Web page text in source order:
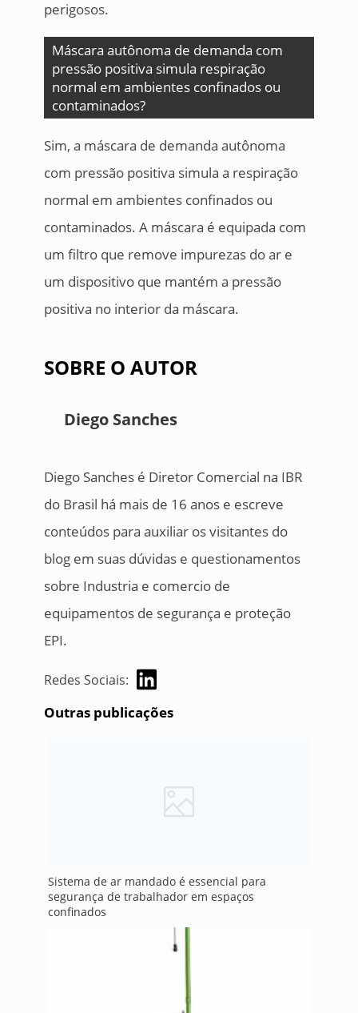
perigosos.
Máscara autônoma de demanda com
pressão positiva simula respiração
normal em ambientes confinados ou
contaminados?
Sim, a máscara de demanda autônoma
com pressão positiva simula a respiração
normal em ambientes confinados ou
contaminados. A máscara é equipada com
um filtro que remove impurezas do ar e
um dispositivo que mantém a pressão
positiva no interior da máscara.
SOBRE O AUTOR
Diego Sanches
Diego Sanches é Diretor Comercial na IBR
do Brasil há mais de 16 anos e escreve
conteúdos para auxiliar os visitantes do
blog em suas dúvidas e questionamentos
sobre Industria e comercio de
equipamentos de segurança e proteção
EPI.
Redes Sociais:
Outras publicações
Sistema de ar mandado é essencial para
segurança de trabalhador em espaços
confinados